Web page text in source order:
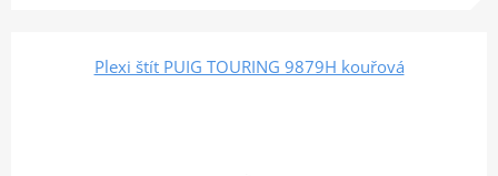
Plexi štít PUIG TOURING 9879H kouřová